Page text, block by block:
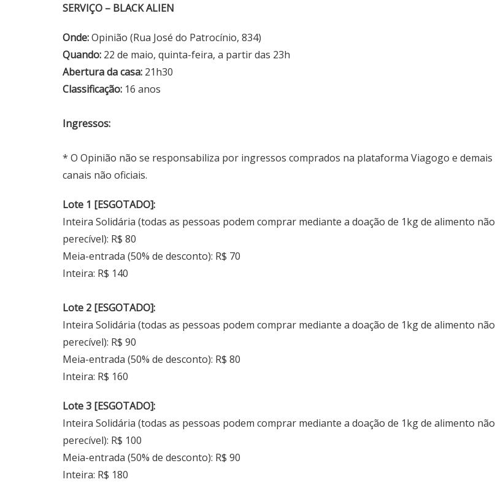
SERVIÇO – BLACK ALIEN
Onde:Opinião (Rua José do Patrocínio, 834)
Quando: 22 de maio, quinta-feira, a partir das 23h
Abertura da casa: 21h30
Classificação: 16 anos
Ingressos:
* O Opinião não se responsabiliza por ingressos comprados na plataforma Viagogo e demais
canais não oficiais.
Lote 1 [ESGOTADO]:
Inteira Solidária (todas as pessoas podem comprar mediante a doação de 1kg de alimento não
perecível): R$ 80
Meia-entrada (50% de desconto): R$ 70
Inteira: R$ 140
Lote 2 [ESGOTADO]:
Inteira Solidária (todas as pessoas podem comprar mediante a doação de 1kg de alimento não
perecível): R$ 90
Meia-entrada (50% de desconto): R$ 80
Inteira: R$ 160
Lote 3 [ESGOTADO]:
Inteira Solidária (todas as pessoas podem comprar mediante a doação de 1kg de alimento não
perecível): R$ 100
Meia-entrada (50% de desconto): R$ 90
Inteira: R$ 180